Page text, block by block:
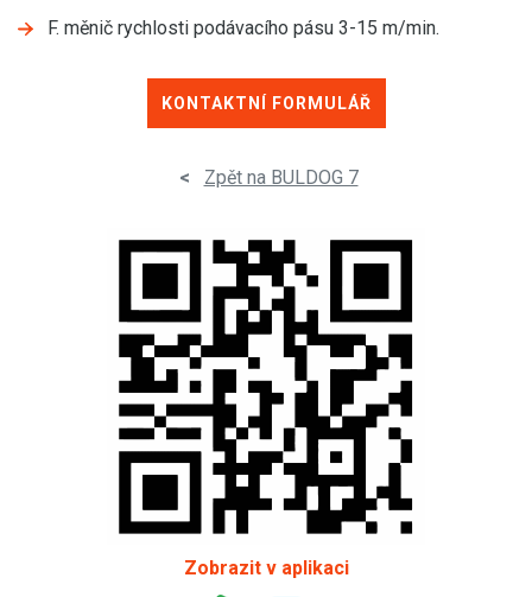
F. měnič rychlosti podávacího pásu 3-15 m/min.
KONTAKTNÍ FORMULÁŘ
< Zpět na BULDOG 7
Zobrazit v aplikaci